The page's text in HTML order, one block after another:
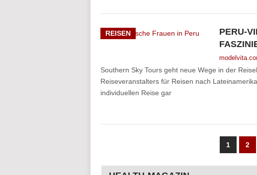
REISEN
PERU-
Southern Sky Tours geht neue Wege in der
Reiseveranstalters für Reisen nach
individuellen Reise gar
SEITENNUMMERIERUNG
1 2